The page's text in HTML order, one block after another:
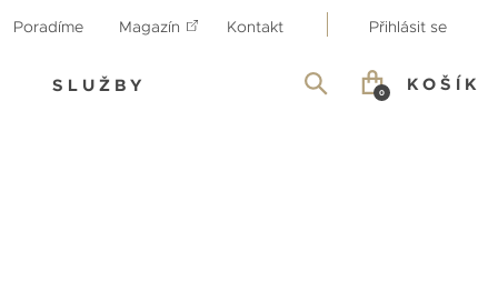
Poradíme Magazín Kontakt Přihlásit se
SLUŽBY KOŠÍK
0